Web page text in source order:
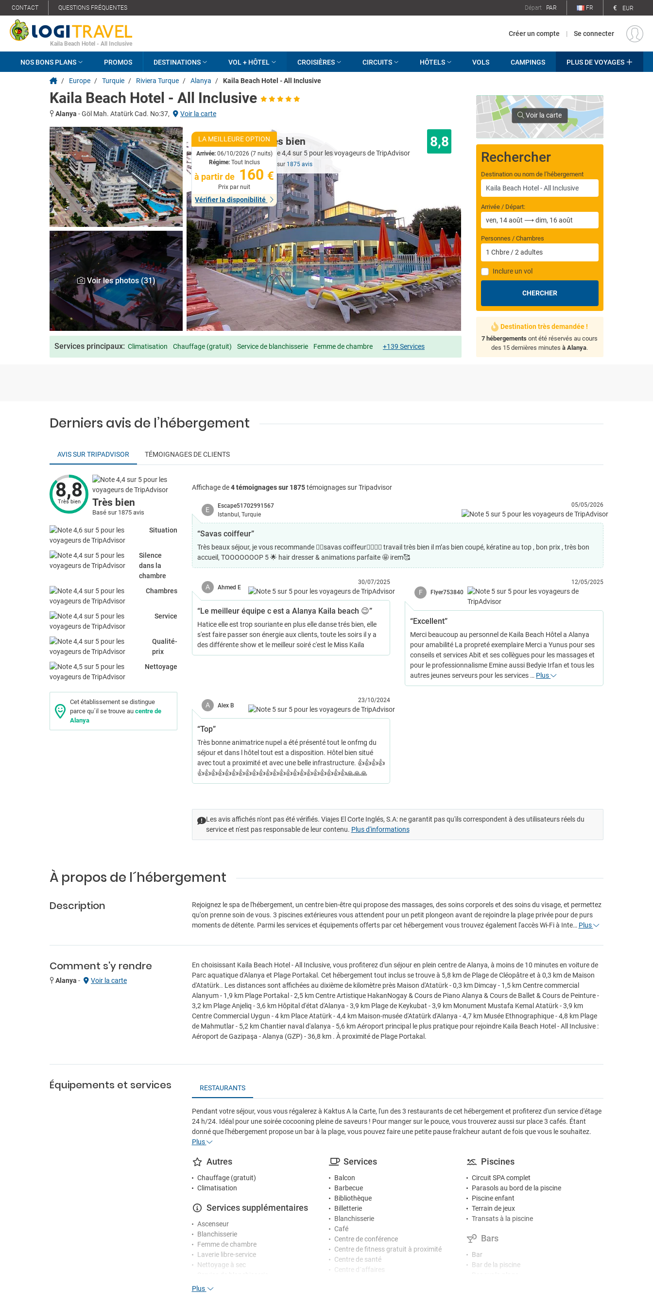
CONTACT QUESTIONS FRÉQUENTES Départ PAR FR € EUR
Kaila Beach Hotel - All Inclusive
Créer un compte | Se connecter
NOS BONS PLANS PROMOS DESTINATIONS VOL + HÔTEL CROISIÈRES CIRCUITS HÔTELS VOLS CAMPINGS PLUS DE VOYAGES
/ Europe / Turquie / Riviera Turque / Alanya / Kaila Beach Hotel - All Inclusive
Kaila Beach Hotel - All Inclusive
Alanya -Göl Mah. Atatürk Cad. No:37, Voir la carte
Voir les photos (31)
Très bien 8,8
Basé sur 1875 avis
LA MEILLEURE OPTION
Arrivée: 06/10/2026 (7 nuits)
Régime: Tout Inclus
à partir de 160 €
Prix par nuit
Vérifier la disponibilité
Services principaux: Climatisation Chauffage (gratuit) Service de blanchisserie Femme de chambre +139 Services
Voir la carte
Rechercher
Destination ou nom de l’hébergement
Arrivée / Départ:
Personnes / Chambres
1 Chbre /2 adultes
Inclure un vol
CHERCHER
Destination très demandée !
7 hébergements ont été réservés au cours
des 15 dernières minutesà Alanya.
Derniers avis de l’hébergement
AVIS SUR TRIPADVISOR TÉMOIGNAGES DE CLIENTS
8,8
Très bien Très bien
Basé sur 1875 avis
Situation
Silence
dans la
chambre
Chambres
Service
Qualité-
prix
Nettoyage
Cet établissement se distingue
parce qu´il se trouve au centre de
Alanya
Affichage de4 témoignages sur 1875témoignages sur Tripadvisor
E
Escape51702991567
Istanbul, Turquie
05/05/2026
“Savas coiffeur”
Très beaux séjour, je vous recommande 👌🏼savas coiffeur👌🏼👏🏼 travail très bien il m’as bien coupé, kératine au top , bon prix , très bon
accueil, TOOOOOOOP 5 🌟 hair dresser & animations parfaite 🤩 irem🥰
A Ahmed E
30/07/2025
“Le meilleur équipe c est a Alanya Kaila beach 😉”
Hatice elle est trop souriante en plus elle danse trés bien, elle
s'est faire passer son énergie aux clients, toute les soirs il y a
des différente show et le meilleur soiré c'est le Miss Kaila
F Flyer753840
12/05/2025
“Excellent”
Merci beaucoup au personnel de Kaila Beach Hôtel a Alanya
pour amabilité La propreté exemplaire Merci a Yunus pour ses
conseils et services Abit et ses collègues pour les massages et
pour le professionnalisme Emine aussi Bedyie Irfan et tous les
autres jeunes serveurs pour les services … Plus
A Alex B
23/10/2024
“Top”
Très bonne animatrice nupel a été présenté tout le onfmg du
séjour et dans l hôtel tout est a disposition. Hôtel bien situé
avec tout a proximité et avec une belle infrastructure. 👍👍👍👍
👍👍👍👍👍👍👍👍👍👍👍👍👍👍👍👍👍👍👍👍👍👍🙏🙏🙏
Les avis affichés n'ont pas été vérifiés. Viajes El Corte Inglés, S.A: ne garantit pas qu'ils correspondent à des utilisateurs réels du
service et n'est pas responsable de leur contenu. Plus d'informations
À propos de l´hébergement
Description
Rejoignez le spa de l'hébergement, un centre bien-être qui propose des massages, des soins corporels et des soins du visage, et permettez
qu'on prenne soin de vous. 3 piscines extérieures vous attendent pour un petit plongeon avant de rejoindre la plage privée pour de purs
moments de détente. Parmi les services et équipements offerts par cet hébergement vous trouvez également l'accès Wi-Fi à Inte… Plus
Comment s'y rendre
Alanya - Voir la carte
En choisissant Kaila Beach Hotel - All Inclusive, vous profiterez d'un séjour en plein centre de Alanya, à moins de 10 minutes en voiture de
Parc aquatique d'Alanya et Plage Portakal. Cet hébergement tout inclus se trouve à 5,8 km de Plage de Cléopâtre et à 0,3 km de Maison
d'Atatürk.. Les distances sont affichées au dixième de kilomètre près Maison d'Atatürk - 0,3 km Dimcay - 1,5 km Centre commercial
Alanyum - 1,9 km Plage Portakal - 2,5 km Centre Artistique HakanNogay & Cours de Piano Alanya & Cours de Ballet & Cours de Peinture -
3,2 km Plage Anjeliq - 3,6 km Hôpital d'état d'Alanya - 3,9 km Plage de Keykubat - 3,9 km Monument Mustafa Kemal Atatürk - 3,9 km
Centre Commercial Uygun - 4 km Place Atatürk - 4,4 km Maison-musée d'Atatürk d'Alanya - 4,7 km Musée Ethnographique - 4,8 km Plage
de Mahmutlar - 5,2 km Chantier naval d'alanya - 5,6 km Aéroport principal le plus pratique pour rejoindre Kaila Beach Hotel - All Inclusive :
Aéroport de Gazipaşa - Alanya (GZP) - 36,8 km . À proximité de Plage Portakal.
Équipements et services RESTAURANTS
Pendant votre séjour, vous vous régalerez à Kaktus A la Carte, l'un des 3 restaurants de cet hébergement et profiterez d'un service d'étage
24 h/24. Idéal pour une soirée cocooning pleine de saveurs ! Pour manger sur le pouce, vous trouverez aussi sur place 3 cafés. Étant
donné que l'hébergement propose un bar à la plage, vous pouvez faire une petite pause fraîcheur autant de fois que vous le souhaitez.
Plus
Autres
Chauffage (gratuit)
Climatisation
Services supplémentaires
Ascenseur
Blanchisserie
Femme de chambre
Laverie libre-service
Nettoyage à sec
Sèche-linge
Services
Balcon
Barbecue
Bibliothèque
Billetterie
Blanchisserie
Café
Centre de conférence
Centre de fitness gratuit à proximité
Centre de santé
Centre d´affaires
Piscines
Circuit SPA complet
Parasols au bord de la piscine
Piscine enfant
Terrain de jeux
Transats à la piscine
Bars
Bar
Bar de la piscine
Plus